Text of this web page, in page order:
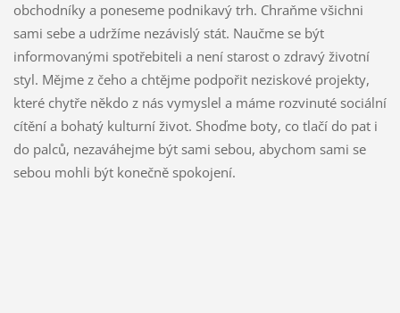
obchodníky a poneseme podnikavý trh. Chraňme všichni
sami sebe a udržíme nezávislý stát. Naučme se být
informovanými spotřebiteli a není starost o zdravý životní
styl. Mějme z čeho a chtějme podpořit neziskové projekty,
které chytře někdo z nás vymyslel a máme rozvinuté sociální
cítění a bohatý kulturní život. Shoďme boty, co tlačí do pat i
do palců, nezaváhejme být sami sebou, abychom sami se
sebou mohli být konečně spokojení.